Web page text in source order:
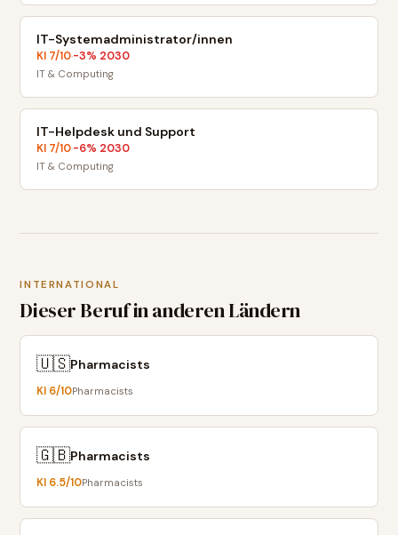
IT-Systemadministrator/innen
KI 7/10·-3% 2030
IT & Computing
IT-Helpdesk und Support
KI 7/10·-6% 2030
IT & Computing
INTERNATIONAL
Dieser Beruf in anderen Ländern
🇺🇸Pharmacists
KI 6/10Pharmacists
🇬🇧Pharmacists
KI 6.5/10Pharmacists